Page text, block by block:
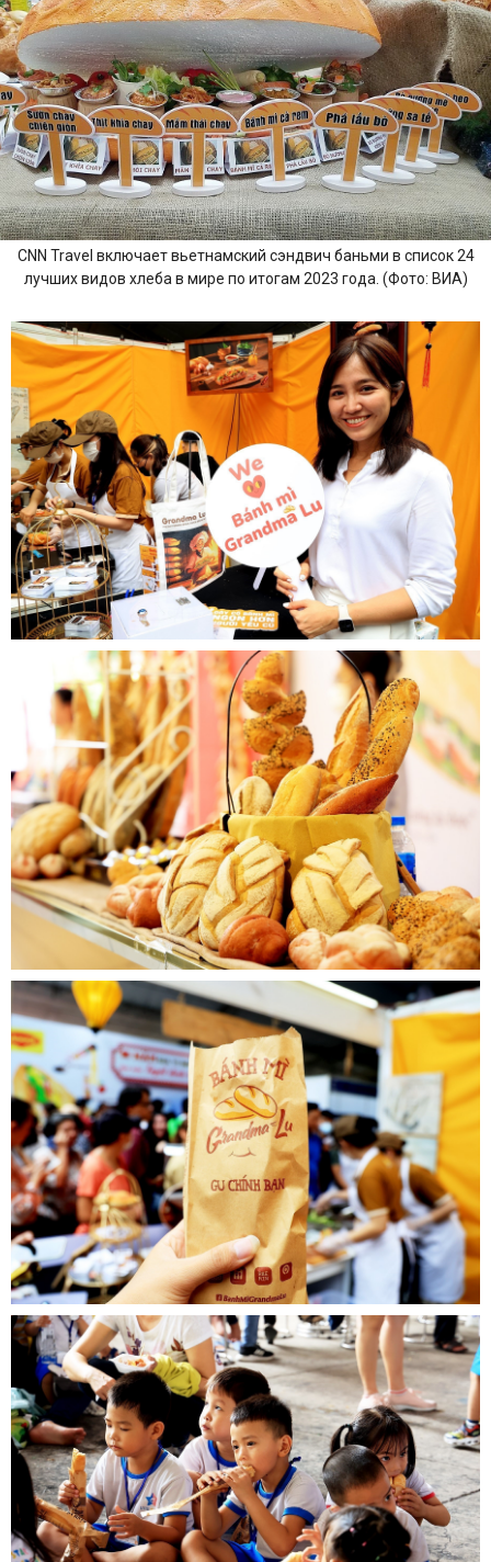
CNN Travel включает вьетнамский сэндвич баньми в список 24
лучших видов хлеба в мире по итогам 2023 года. (Фото: ВИА)